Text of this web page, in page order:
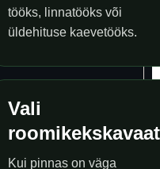
tööks, linnatööks või
üldehituse kaevetööks.
Vali
Kui pinnas on väga